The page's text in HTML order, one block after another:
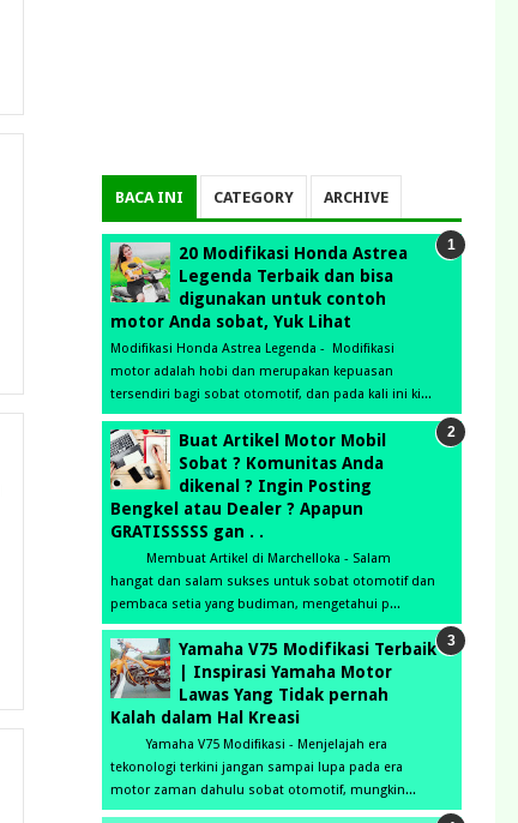
BACA INI CATEGORY ARCHIVE
20 Modifikasi Honda Astrea
Legenda Terbaik dan bisa
digunakan untuk contoh
motor Anda sobat, Yuk Lihat
Modifikasi Honda Astrea Legenda - Modifikasi
motor adalah hobi dan merupakan kepuasan
tersendiri bagi sobat otomotif, dan pada kali ini ki...
Buat Artikel Motor Mobil
Sobat ? Komunitas Anda
dikenal ? Ingin Posting
Bengkel atau Dealer ? Apapun
GRATISSSSS gan . .
Membuat Artikel di Marchelloka - Salam
hangat dan salam sukses untuk sobat otomotif dan
pembaca setia yang budiman, mengetahui p...
Yamaha V75 Modifikasi Terbaik
| Inspirasi Yamaha Motor
Lawas Yang Tidak pernah
Kalah dalam Hal Kreasi
Yamaha V75 Modifikasi - Menjelajah era
tekonologi terkini jangan sampai lupa pada era
motor zaman dahulu sobat otomotif, mungkin...